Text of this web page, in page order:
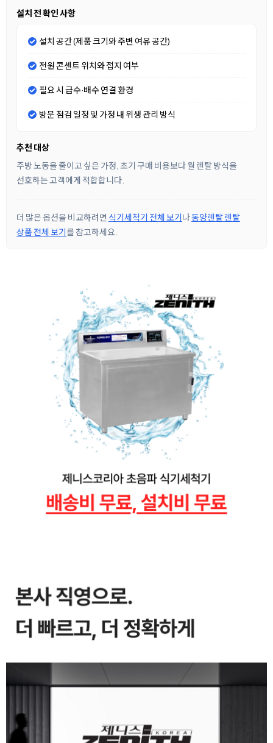
설치 전 확인 사항
설치 공간 (제품 크기와 주변 여유 공간)
전원 콘센트 위치와 접지 여부
필요 시 급수·배수 연결 환경
방문 점검 일정 및 가정 내 위생 관리 방식
추천 대상
주방 노동을 줄이고 싶은 가정, 초기 구매 비용보다 월 렌탈 방식을
선호하는 고객에게 적합합니다.
더 많은 옵션을 비교하려면 식기세척기 전체 보기나동양렌탈 렌탈
상품 전체 보기를 참고하세요.